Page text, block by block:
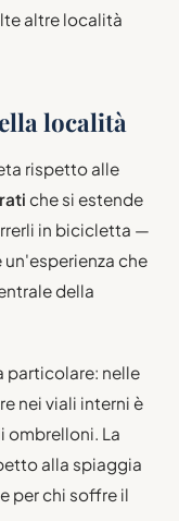
altre località
località
rispetto alle
che si estende
in bicicletta —
che
della
particolare: nelle
nei viali interni è
ombrelloni. La
alla spiaggia
per chi soffre il